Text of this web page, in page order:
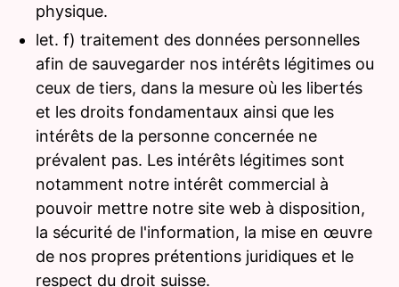
physique.
let. f) traitement des données personnelles
afin de sauvegarder nos intérêts légitimes ou
ceux de tiers, dans la mesure où les libertés
et les droits fondamentaux ainsi que les
intérêts de la personne concernée ne
prévalent pas. Les intérêts légitimes sont
notamment notre intérêt commercial à
pouvoir mettre notre site web à disposition,
la sécurité de l'information, la mise en œuvre
de nos propres prétentions juridiques et le
respect du droit suisse.